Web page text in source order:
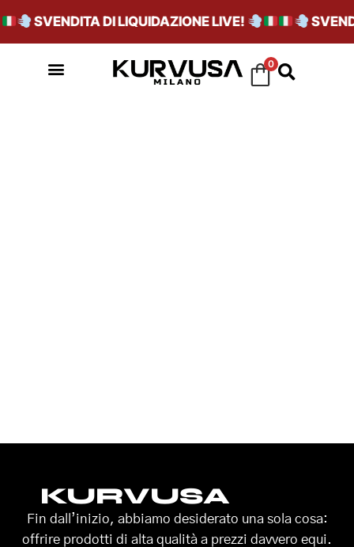
SVENDITA DI LIQUIDAZIONE LIVE!
0
KURVUSA
Fin dall’inizio, abbiamo desiderato una sola cosa:
offrire prodotti di alta qualità a prezzi davvero equi.